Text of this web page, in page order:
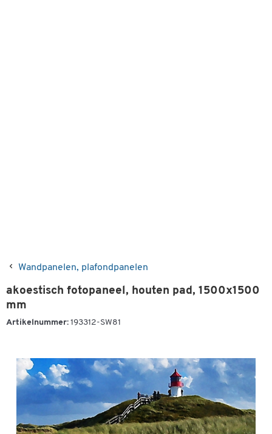
Wandpanelen, plafondpanelen
akoestisch fotopaneel, houten pad, 1500x1500
mm
Artikelnummer: 193312-SW81